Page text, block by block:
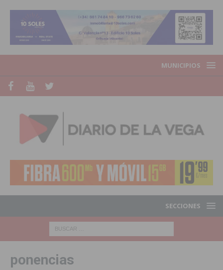
MUNICIPIOS
SECCIONES
ponencias